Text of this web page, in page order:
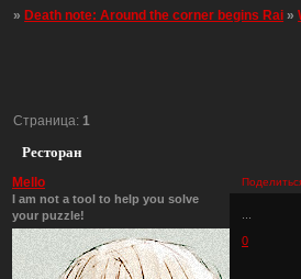
»Death note: Around the corner begins Rai »
Ресторан
Страница: 1
Mello
I am not a tool to help you solve
your puzzle!
0